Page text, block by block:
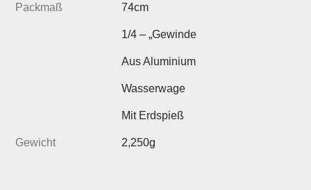
Packmaß 74cm
1/4 – „Gewinde
Aus Aluminium
Wasserwage
Mit Erdspieß
Gewicht 2,250g